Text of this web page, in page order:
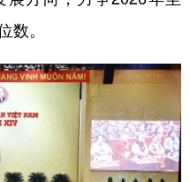
信息化 数字经济
溯源中国
能源 会展
数。